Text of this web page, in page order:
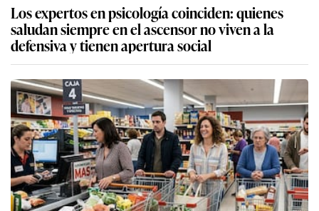
Los expertos en psicología coinciden: quienes
saludan siempre en el ascensor no viven a la
defensiva y tienen apertura social